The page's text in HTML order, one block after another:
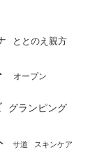
ととのえ親方
オープン
グランピング
サ道 スキンケア